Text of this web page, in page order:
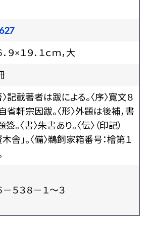
．９×１９．１ｃｍ，大
〉記載著者は跋による。〈序〉寛文８
省軒宗因跋。〈形〉外題は後補，書
簽。〈書〉朱書あり。〈伝〉（印記）
木舎」。〈備〉鵜飼家箱番号：檜第１
－５３８－１～３